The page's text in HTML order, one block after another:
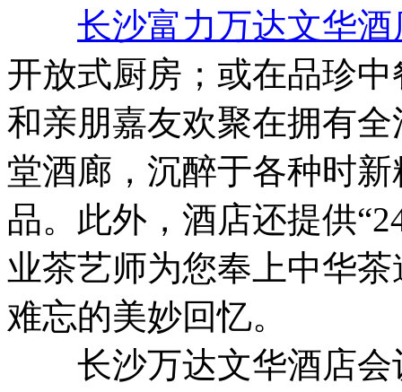
长沙富力万达文华酒
开放式厨房；或在品珍
和亲朋嘉友欢聚在拥有
堂酒廊，沉醉于各种时
品。此外，酒店还提供
业茶艺师为您奉上中华
难忘的美妙回忆。
长沙万达文华酒店会